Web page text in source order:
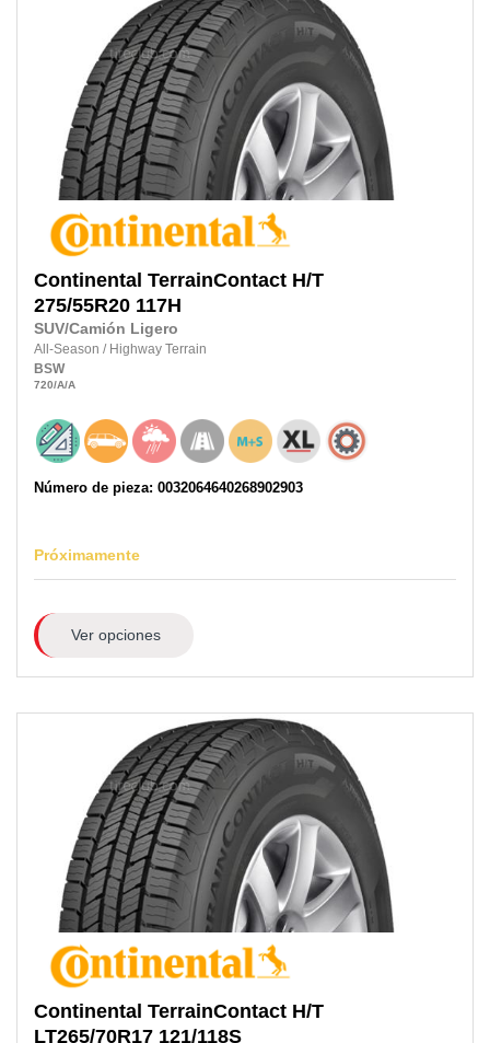
Continental TerrainContact H/T
275/55R20 117H
SUV/Camión Ligero
All-Season / Highway Terrain
BSW
720/A/A
Número de pieza: 0032064640268902903
Próximamente
Ver opciones
Continental TerrainContact H/T
LT265/70R17 121/118S